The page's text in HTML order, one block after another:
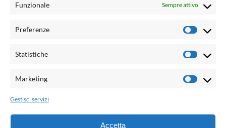
Funzionale Sempre attivo
Preferenze
Statistiche
Marketing
Gestisci servizi
Accetta
legge n° 62 del 7.03.2001. L'autore non è responsabile per
email:
Grafica e web:Salvatore Leto